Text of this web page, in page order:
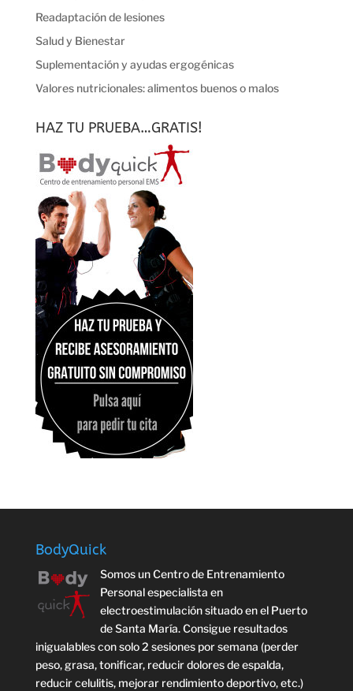
Readaptación de lesiones
Salud y Bienestar
Suplementación y ayudas ergogénicas
Valores nutricionales: alimentos buenos o malos
HAZ TU PRUEBA…GRATIS!
BodyQuick
Somos un Centro de Entrenamiento
Personal especialista en
electroestimulación situado en el Puerto
de Santa María. Consigue resultados
inigualables con solo 2 sesiones por semana (perder
peso, grasa, tonificar, reducir dolores de espalda,
reducir celulitis, mejorar rendimiento deportivo, etc.)